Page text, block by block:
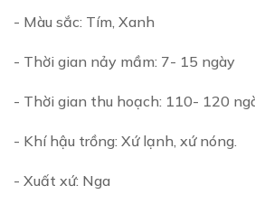
- Màu sắc: Tím, Xanh
- Thời gian nảy mầm: 7- 15 ngày
- Thời gian thu hoạch: 110- 120
- Khí hậu trồng: Xứ lạnh, xứ nóng.
- Xuất xứ: Nga